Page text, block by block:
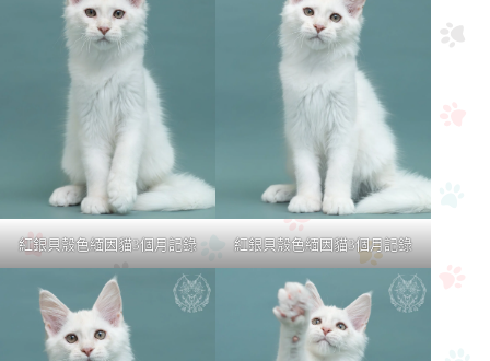
紅銀貝殼色緬因貓3個月記錄 紅銀貝殼色緬因貓3個月記錄